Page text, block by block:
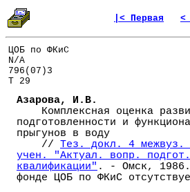
|< Первая <
ЦОБ по ФКиС
N/A
796(07)3
Т 29
Азарова, И.В.
Комплексная оценка
подготовленности и
прыгунов в воду
// Тез. докл. 4 межвуз.
учен. "Актуал. вопр. подгот.
квалификации" . - Омск,
фонде ЦОБ по ФКиС